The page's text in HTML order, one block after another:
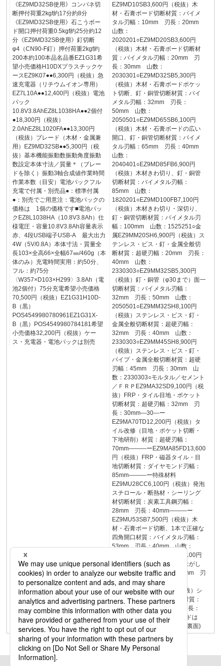
《EZ9MD32SB使用》コンパネ切
断押付荷重2kgf約17分約8分
《EZ9MD32SB使用》石こうボー
ド開口押付荷重0.5kgf約25分約12
分《EZ9MD32SB使用》釘切断
φ4（CN90-F釘）押付荷重2kgf約
200本約100本品名品番EZ1G31希
望小売価格H10DXプラスチックケ
ースEZ9K07●●6,300円（税抜）急
速充電器（リチウムイオン専用）
EZ7L10A●●12,400円（税抜）電池
パック
10.8V3.8AhEZ8L1038HA●●2個付
●18,300円（税抜）
2.0AhEZ8L1020FA●●13,300円
（税抜）ブレード（木材・金属兼
用）EZ9MD32SB●●5,300円（税
抜）基本機能振動数振動角度振動
数設定本体寸法／質量＊（ブレー
ドを除く）振動3軸合成値作業時間
作業本数（目安）電池パックフル
充電で付属・別売品●：標準付属
●：別売でご用意注：電池パックの
価格は 1個の価格です■電池パッ
クEZ8L1038HA（10.8V3.8Ah）仕
様電圧・容量10.8V3.8Ah容量表示
赤、4段USB端子USB-A 最大出力
4W（5V/0.8A）本体寸法・質量全
長103×全高66×全幅67㎜/460g（本
体のみ）充電時間実用：約50分、
フル：約75分
〈W357×D103×H299〉3.8Ah（電
池2個付）75分充電希望小売価格
70,500円（税抜）EZ1G31H10D-
B（黒）
POS4549980780961EZ1G31X-
B（黒）POS4549980784181希望
小売価格32,200円（税抜）ケー
ス・充電器・電池パックは別売
EZ9MD10SB3,600円（税抜）木
材・石膏ボード切断材質：バイメ
タル刃幅：10mm 刃長：20mm
山数：
2020201○EZ9MD20SB3,600円
（税抜）木材・石膏ボード切断材
質：バイメタル刃幅：20mm 刃
長：30mm 山数：
2030301○EZ9MD32SB5,300円
（税抜）木材・石膏ボードポケッ
ト切断、釘・銅管切断材質：バイ
メタル刃幅：32mm 刃長：
50mm 山数：
2050501○EZ9MD65SB6,100円
（税抜）木材・石膏ボードの広い
開口、釘・銅管切断材質：バイメ
タル刃幅：65mm 刃長：40mm
山数：
2040401○EZ9MD85FB6,900円
（税抜）木材きわ切り、釘・銅管
切断材質：バイメタル刃幅：
85mm 山数：
1820201○EZ9MD100FB7,100円
（税抜）木材きわ切り・深切り、
釘・銅管切断材質：バイメタル刃
幅：100mm 山数：1525251○金
属EZ9MM20SH6,900円（税抜）ス
テンレス・ビス・釘・金属全般切
断材質：超硬刃幅：20mm 刃長：
40mm 山数：
2330303○EZ9MM32SB5,300円
（税抜）釘・銅管（φ30まで）面一
切断材質：バイメタル刃幅：
32mm 刃長：50mm 山数：
2050501○EZ9MM32SH8,100円
（税抜）ステンレス・ビス・釘・
金属全般切断材質：超硬刃幅：
32mm 刃長：40mm 山数：
2330303○EZ9MM45SH8,900円
（税抜）ステンレス・ビス・釘・
パイプ・金属全般切断材質：超硬
刃幅：45mm 刃長：30mm 山
数：2330303○モルタル／セメント
／ＦＲＰEZ9MA32SD9,100円（税
抜）FRP・タイル目地・ポケット
切断材質：超硬刃幅：32mm 刃
長：30mm―30―ー
EZ9MA70TD12,200円（税抜）タ
イル改修（目地・ポケット切断・
下地研削）材質：超硬刃幅：
70mm―――ーEZ9MA85FD13,600
円（税抜）FRP・磁器タイル・目
地切断材質：ダイヤモンド刃幅：
85mm―――ー特殊材料
EZ9MU28CC6,100円（税抜）発泡
スチロール・断熱材・シーリング
材切断材質：炭素工具鋼刃幅：
28mm 刃長：40mm―――ー
EZ9MU53SB7,500円（税抜）木
材・石膏ボード切断、1本で正確な
四角開口材質：バイメタル刃幅：
53mm 刃長：40mm 山数：
1440―1ーEZ9MU52CC14,100円
（税抜）硬化した接着剤等はがし
材質：炭素工具鋼刃幅：52mm 刃
長：26mm―――ー
EZ9MU52CC24,100円（税抜）シ
ーリング材除去、塗装剥離材質：
炭素工具鋼刃幅：52mm 刃長：
40mm―――ー(表面)ブレードは
「STARLOCK」方式です。(裏面)